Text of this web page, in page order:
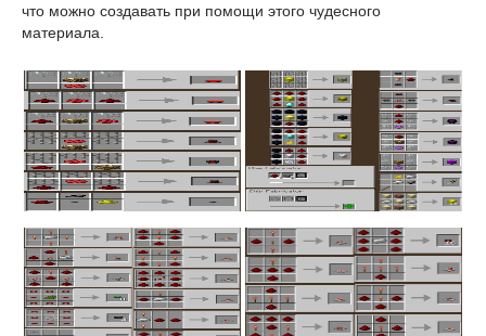
что можно создавать при помощи этого чудесного
материала.